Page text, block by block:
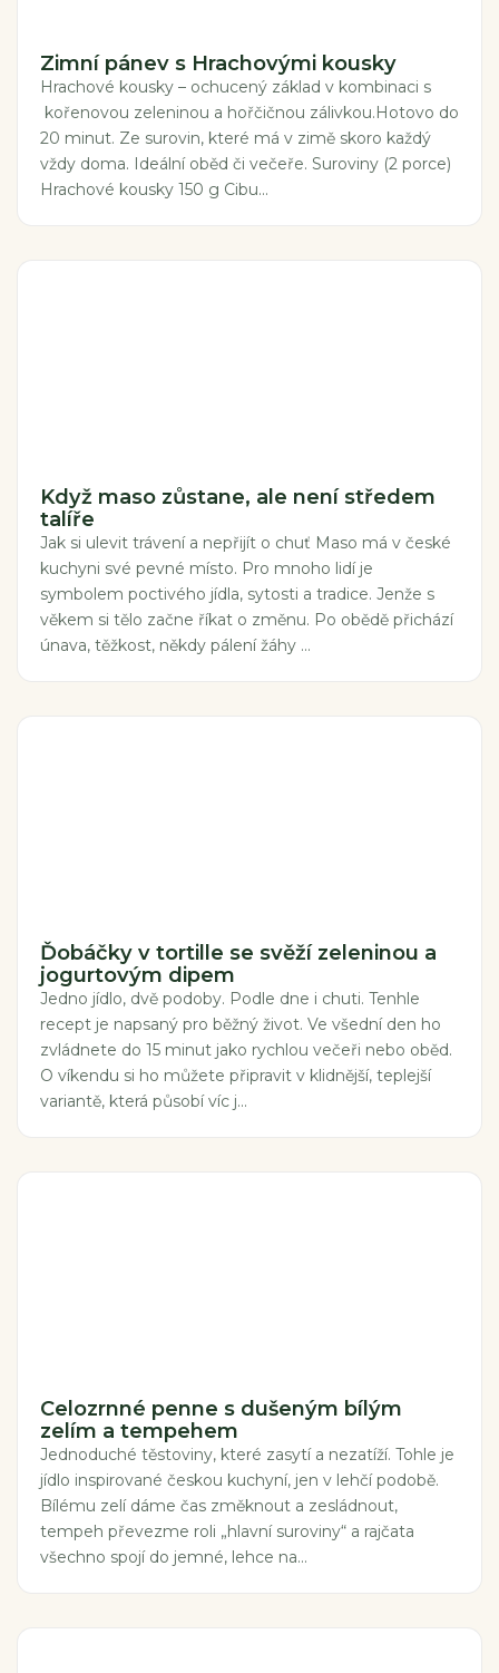
Zimní pánev s Hrachovými kousky
Hrachové kousky – ochucený základ v kombinaci s
kořenovou zeleninou a hořčičnou zálivkou.Hotovo do
20 minut. Ze surovin, které má v zimě skoro každý
vždy doma. Ideální oběd či večeře. Suroviny (2 porce)
Hrachové kousky 150 g Cibu...
Když maso zůstane, ale není středem
talíře
Jak si ulevit trávení a nepřijít o chuť Maso má v české
kuchyni své pevné místo. Pro mnoho lidí je
symbolem poctivého jídla, sytosti a tradice. Jenže s
věkem si tělo začne říkat o změnu. Po obědě přichází
únava, těžkost, někdy pálení žáhy ...
Ďobáčky v tortille se svěží zeleninou a
jogurtovým dipem
Jedno jídlo, dvě podoby. Podle dne i chuti. Tenhle
recept je napsaný pro běžný život. Ve všední den ho
zvládnete do 15 minut jako rychlou večeři nebo oběd.
O víkendu si ho můžete připravit v klidnější, teplejší
variantě, která působí víc j...
Celozrnné penne s dušeným bílým
zelím a tempehem
Jednoduché těstoviny, které zasytí a nezatíží. Tohle je
jídlo inspirované českou kuchyní, jen v lehčí podobě.
Bílému zelí dáme čas změknout a zesládnout,
tempeh převezme roli „hlavní suroviny“ a rajčata
všechno spojí do jemné, lehce na...